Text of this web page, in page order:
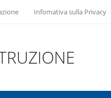
Infomativa sulla Privacy